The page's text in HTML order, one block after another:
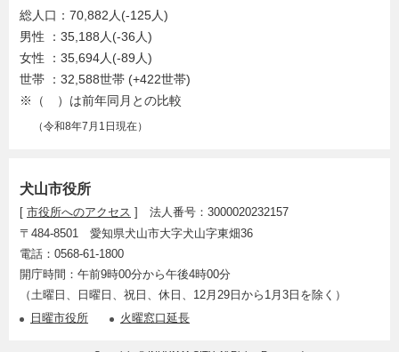
犬山市役所
[ 市役所へのアクセス ] 法人番号：3000020232157
〒484-8501 愛知県犬山市大字犬山字東畑36
電話：0568-61-1800
開庁時間：午前9時00分から午後4時00分
（土曜日、日曜日、祝日、休日、12月29日から1月3日を除く）
日曜市役所
火曜窓口延長
総人口：70,882人(-125人)
男性 ：35,188人(-36人)
女性 ：35,694人(-89人)
世帯 ：32,588世帯 (+422世帯)
※（ ）は前年同月との比較
（令和8年7月1日現在）